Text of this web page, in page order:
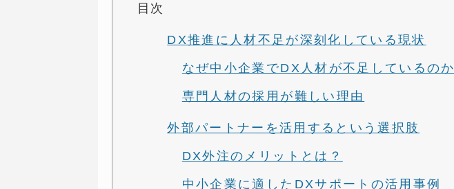
目次
DX推進に人材不足が深刻化している現状
なぜ中小企業でDX人材が不足しているのか
専門人材の採用が難しい理由
外部パートナーを活用するという選択肢
DX外注のメリットとは？
中小企業に適したDXサポートの活用事例